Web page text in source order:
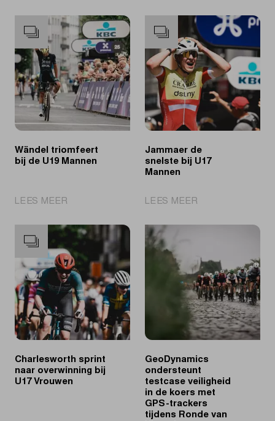
Wändel triomfeert
bij de U19 Mannen
LEES MEER
triomfeert
de
U19
Mannen
Jammaer de
snelste bij U17
Mannen
LEES MEER
de
U17
Mannen
Charlesworth sprint
naar overwinning bij
U17 Vrouwen
GeoDynamics
ondersteunt
testcase veiligheid
in de koers met
GPS-trackers
tijdens Ronde van